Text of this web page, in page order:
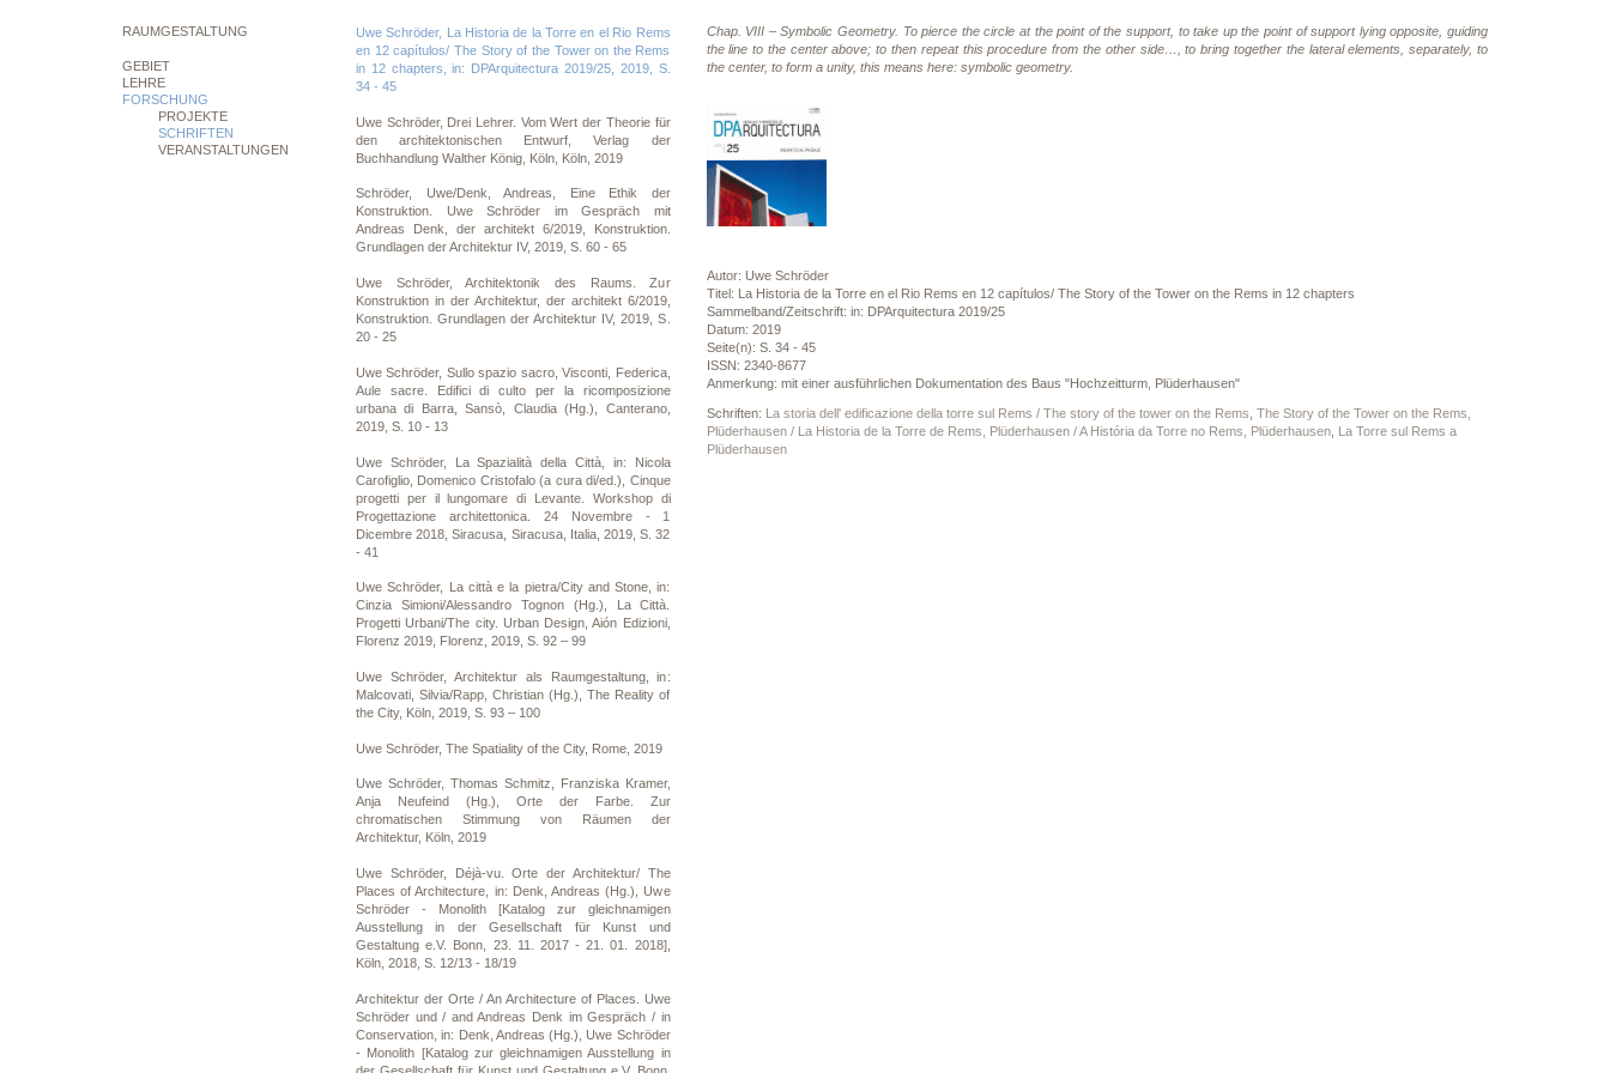
RAUMGESTALTUNG
GEBIET
LEHRE
FORSCHUNG
PROJEKTE
SCHRIFTEN
VERANSTALTUNGEN
Uwe Schröder, La Historia de la Torre en el Rio Rems
en 12 capítulos/ The Story of the Tower on the Rems
in 12 chapters, in: DPArquitectura 2019/25, 2019, S.
34 - 45
Uwe Schröder, Drei Lehrer. Vom Wert der Theorie für
den architektonischen Entwurf, Verlag der
Buchhandlung Walther König, Köln, Köln, 2019
Schröder, Uwe/Denk, Andreas, Eine Ethik der
Konstruktion. Uwe Schröder im Gespräch mit
Andreas Denk, der architekt 6/2019, Konstruktion.
Grundlagen der Architektur IV, 2019, S. 60 - 65
Uwe Schröder, Architektonik des Raums. Zur
Konstruktion in der Architektur, der architekt 6/2019,
Konstruktion. Grundlagen der Architektur IV, 2019, S.
20 - 25
Uwe Schröder, Sullo spazio sacro, Visconti, Federica,
Aule sacre. Edifici di culto per la ricomposizione
urbana di Barra, Sansò, Claudia (Hg.), Canterano,
2019, S. 10 - 13
Uwe Schröder, La Spazialità della Città, in: Nicola
Carofiglio, Domenico Cristofalo (a cura di/ed.), Cinque
progetti per il lungomare di Levante. Workshop di
Progettazione architettonica. 24 Novembre - 1
Dicembre 2018, Siracusa, Siracusa, Italia, 2019, S. 32
- 41
Uwe Schröder, La città e la pietra/City and Stone, in:
Cinzia Simioni/Alessandro Tognon (Hg.), La Città.
Progetti Urbani/The city. Urban Design, Aión Edizioni,
Florenz 2019, Florenz, 2019, S. 92 – 99
Uwe Schröder, Architektur als Raumgestaltung, in:
Malcovati, Silvia/Rapp, Christian (Hg.), The Reality of
the City, Köln, 2019, S. 93 – 100
Uwe Schröder, The Spatiality of the City, Rome, 2019
Uwe Schröder, Thomas Schmitz, Franziska Kramer,
Anja Neufeind (Hg.), Orte der Farbe. Zur
chromatischen Stimmung von Räumen der
Architektur, Köln, 2019
Uwe Schröder, Déjà-vu. Orte der Architektur/ The
Places of Architecture, in: Denk, Andreas (Hg.), Uwe
Schröder - Monolith [Katalog zur gleichnamigen
Ausstellung in der Gesellschaft für Kunst und
Gestaltung e.V. Bonn, 23. 11. 2017 - 21. 01. 2018],
Köln, 2018, S. 12/13 - 18/19
Architektur der Orte / An Architecture of Places. Uwe
Schröder und / and Andreas Denk im Gespräch / in
Conservation, in: Denk, Andreas (Hg.), Uwe Schröder
- Monolith [Katalog zur gleichnamigen Ausstellung in
Chap. VIII – Symbolic Geometry. To pierce the circle at the point of the support, to take up the point of support lying opposite, guiding
the line to the center above; to then repeat this procedure from the other side…, to bring together the lateral elements, separately, to
the center, to form a unity, this means here: symbolic geometry.
Autor: Uwe Schröder
Titel: La Historia de la Torre en el Rio Rems en 12 capítulos/ The Story of the Tower on the Rems in 12 chapters
Sammelband/Zeitschrift: in: DPArquitectura 2019/25
Datum: 2019
Seite(n): S. 34 - 45
ISSN: 2340-8677
Anmerkung: mit einer ausführlichen Dokumentation des Baus "Hochzeitturm, Plüderhausen"
Schriften: La storia dell' edificazione della torre sul Rems / The story of the tower on the Rems The Story of the Tower on the Rems,
Plüderhausen / La Historia de la Torre de Rems, Plüderhausen / A História da Torre no Rems, Plüderhausen, La Torre sul Rems a
Plüderhausen